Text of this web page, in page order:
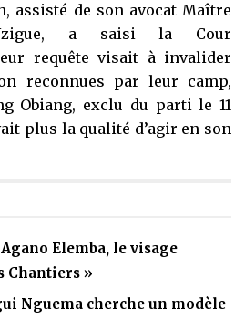
assisté de son avocat Maître
a saisi la Cour
requête visait à invalider
reconnues par leur camp,
Obiang, exclu du parti le 11
plus la qualité d’agir en son
Elemba, le visage
Chantiers »
Nguema cherche un modèle